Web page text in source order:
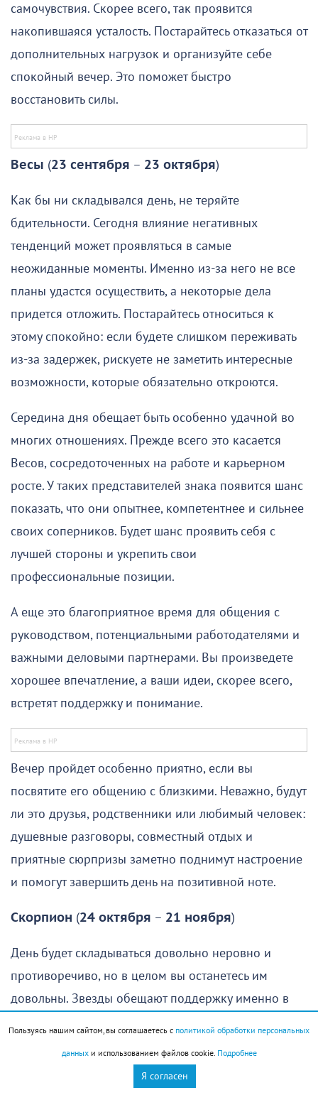
самочувствия. Скорее всего, так проявится
накопившаяся усталость. Постарайтесь отказаться от
дополнительных нагрузок и организуйте себе
спокойный вечер. Это поможет быстро
восстановить силы.
Весы (23 сентября – 23 октября)
Как бы ни складывался день, не теряйте
бдительности. Сегодня влияние негативных
тенденций может проявляться в самые
неожиданные моменты. Именно из-за него не все
планы удастся осуществить, а некоторые дела
придется отложить. Постарайтесь относиться к
этому спокойно: если будете слишком переживать
из-за задержек, рискуете не заметить интересные
возможности, которые обязательно откроются.
Середина дня обещает быть особенно удачной во
многих отношениях. Прежде всего это касается
Весов, сосредоточенных на работе и карьерном
росте. У таких представителей знака появится шанс
показать, что они опытнее, компетентнее и сильнее
своих соперников. Будет шанс проявить себя с
лучшей стороны и укрепить свои
профессиональные позиции.
А еще это благоприятное время для общения с
руководством, потенциальными работодателями и
важными деловыми партнерами. Вы произведете
хорошее впечатление, а ваши идеи, скорее всего,
встретят поддержку и понимание.
Вечер пройдет особенно приятно, если вы
посвятите его общению с близкими. Неважно, будут
ли это друзья, родственники или любимый человек:
душевные разговоры, совместный отдых и
приятные сюрпризы заметно поднимут настроение
и помогут завершить день на позитивной ноте.
Скорпион (24 октября – 21 ноября)
День будет складываться довольно неровно и
противоречиво, но в целом вы останетесь им
довольны. Звезды обещают поддержку именно в
растеряться в нужный момент. Удача сама будет
идти в руки, от вас же потребуется схватить ее и не
Пользуясь нашим сайтом, вы соглашаетесь с политикой обработки персональных
данныхи использованием файлов cookie. Подробнее
Я согласен